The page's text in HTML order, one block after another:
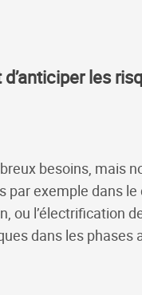
les
besoins, mais
exemple dans le
ou l’électrification
dans les phases